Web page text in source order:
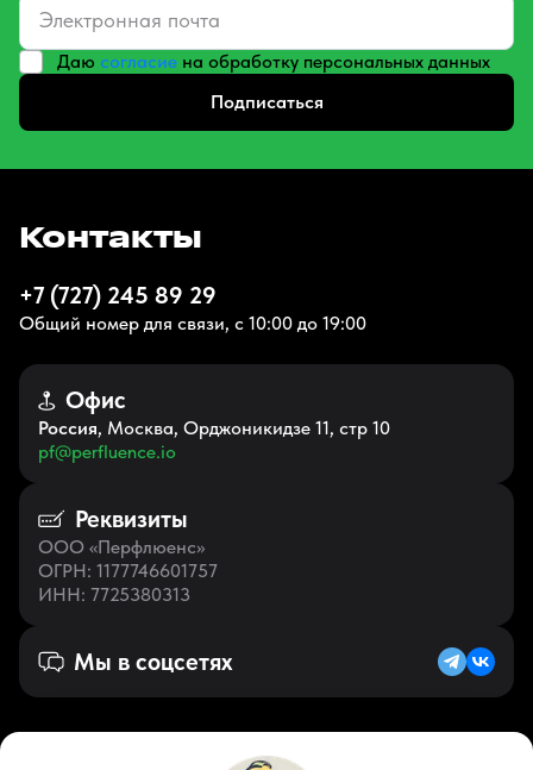
Даю согласие на обработку персональных данных
Подписаться
Контакты
+7 (727) 245 89 29
Общий номер для связи, с 10:00 до 19:00
Офис
Россия, Москва, Орджоникидзе 11, стр 10
pf@perfluence.io
Реквизиты
ООО «Перфлюенс»
ОГРН: 1177746601757
ИНН: 7725380313
Мы в соцсетях